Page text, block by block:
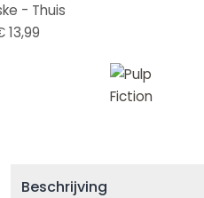
- Thuis
13,99
Beschrijving